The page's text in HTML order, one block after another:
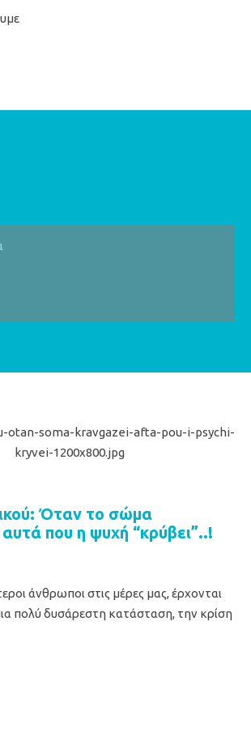
Όταν το σώμα
αυτά που η ψυχή “κρύβει”..!
άνθρωποι στις μέρες μας, έρχονται
πολύ δυσάρεστη κατάσταση, την κρίση